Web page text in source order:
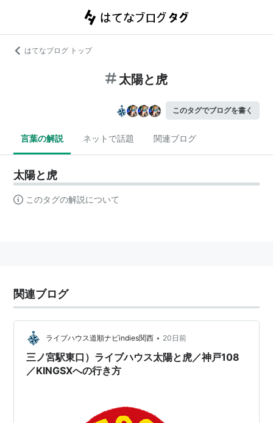
はてなブログ トップ
太陽と虎
このタグでブログを書く
言葉の解説 ネットで話題 関連ブログ
太陽と虎
このタグの解説について
関連ブログ
ライブハウス道順ナビindies関西 • 20日前
三ノ宮駅東口）ライブハウス太陽と虎／神戸108
／KINGSXへの行き方